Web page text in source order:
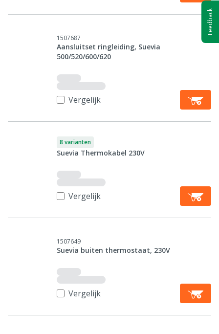
1507687
Aansluitset ringleiding, Suevia
500/520/600/620
Vergelijk
8 varianten
Suevia Thermokabel 230V
Vergelijk
1507649
Suevia buiten thermostaat, 230V
Vergelijk
Feedback